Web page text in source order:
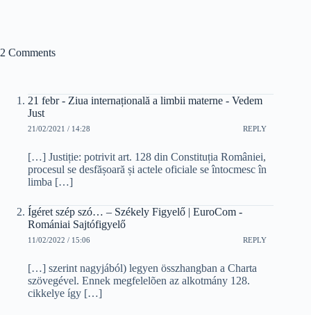
2 Comments
21 febr - Ziua internațională a limbii materne - Vedem
Just
21/02/2021 / 14:28 REPLY
[…] Justiție: potrivit art. 128 din Constituția României,
procesul se desfășoară și actele oficiale se întocmesc în
limba […]
Ígéret szép szó… – Székely Figyelő | EuroCom -
Romániai Sajtófigyelő
11/02/2022 / 15:06 REPLY
[…] szerint nagyjából) legyen összhangban a Charta
szövegével. Ennek megfelelõen az alkotmány 128.
cikkelye így […]